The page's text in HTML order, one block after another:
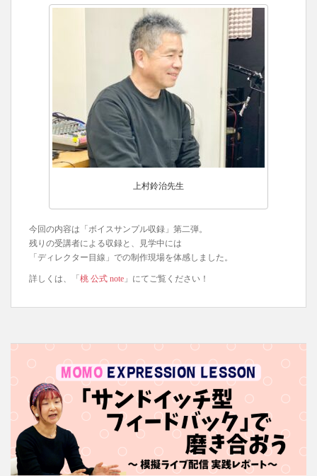
上村鈴治先生
今回の内容は「ボイスサンプル収録」第二弾。
残りの受講者による収録と、見学中には
「ディレクター目線」での制作現場を体感しました。
詳しくは、「 桃 公式 note 」にてご覧ください！